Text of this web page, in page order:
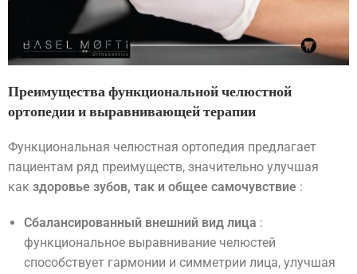
Преимущества функциональной челюстной
ортопедии и выравнивающей терапии
Функциональная челюстная ортопедия предлагает
пациентам ряд преимуществ, значительно улучшая
как здоровье зубов, так и общее самочувствие :
Сбалансированный внешний вид лица :
функциональное выравнивание челюстей
способствует гармонии и симметрии лица, улучшая